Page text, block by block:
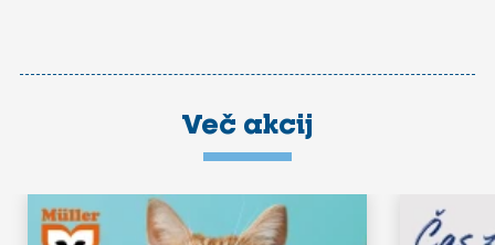
Več akcij